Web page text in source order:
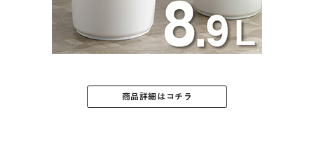
商品詳細はコチラ